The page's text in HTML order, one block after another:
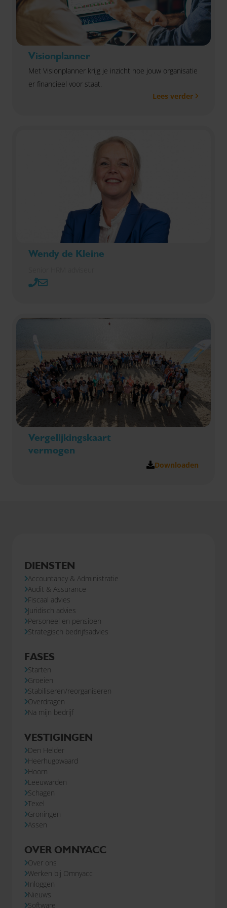
Visionplanner
Met Visionplanner krijg je inzicht hoe jouw organisatie
er financieel voor staat.
Lees verder
Wendy de Kleine
Vergelijkingskaart
vermogen
Downloaden
DIENSTEN
Accountancy & Administratie
Audit & Assurance
Fiscaal advies
Juridisch advies
Personeel en pensioen
Strategisch bedrijfsadvies
FASES
Starten
Groeien
Stabiliseren/reorganiseren
Overdragen
Na mijn bedrijf
VESTIGINGEN
Den Helder
Heerhugowaard
Hoorn
Leeuwarden
Schagen
Texel
Groningen
Assen
OVER OMNYACC
Over ons
Werken bij Omnyacc
Inloggen
Nieuws
Software